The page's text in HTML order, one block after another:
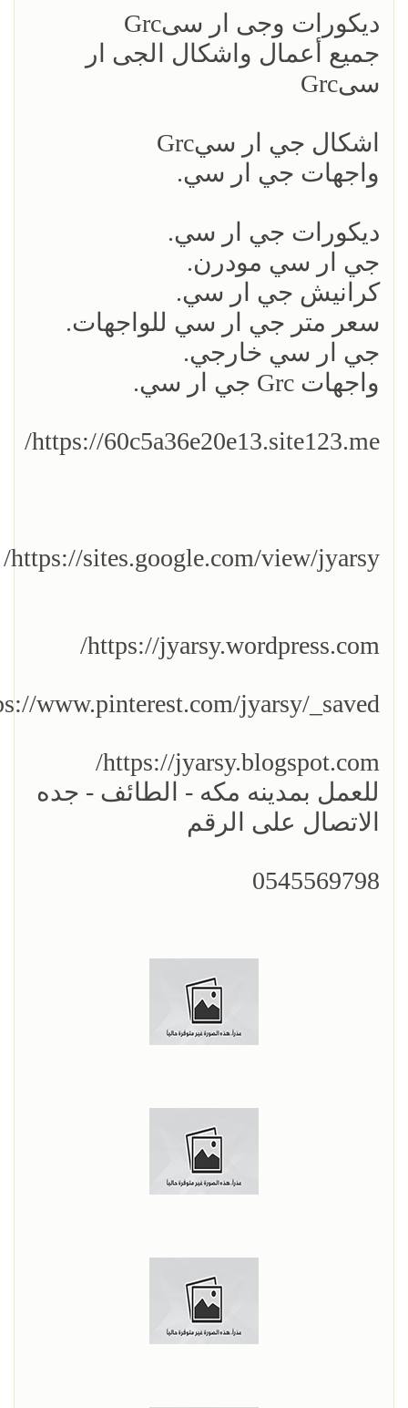
ديكورات وجى ار سىGrc
جميع أعمال واشكال الجى ار
سىGrc
اشكال جي ار سيGrc
واجهات جي ار سي.
ديكورات جي ار سي.
جي ار سي مودرن.
كرانيش جي ار سي.
سعر متر جي ار سي للواجهات.
جي ار سي خارجي.
واجهات Grc جي ار سي.
https://60c5a36e20e13.site123.me/
https://sites.google.com/view/jyarsy/
https://jyarsy.wordpress.com/
www.pinterest.com/jyarsy/_saved/
https://jyarsy.blogspot.com/
للعمل بمدينه مكه - الطائف - جده
الاتصال على الرقم
0545569798